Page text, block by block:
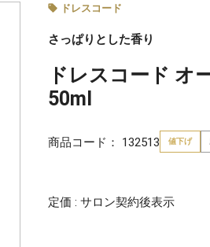
ドレスコード
さっぱりとした香り
ドレスコード オ
50ml
商品コード： 132513 値下げ
定価 : サロン契約後表示